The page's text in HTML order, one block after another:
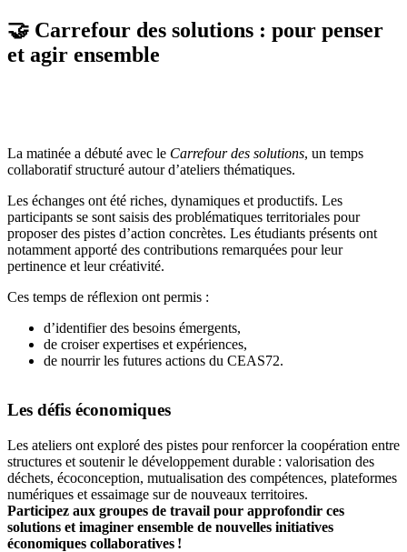
🤝 Carrefour des solutions : pour penser
et agir ensemble
La matinée a débuté avec le Carrefour des solutions, un temps
collaboratif structuré autour d’ateliers thématiques.
Les échanges ont été riches, dynamiques et productifs. Les
participants se sont saisis des problématiques territoriales pour
proposer des pistes d’action concrètes. Les étudiants présents ont
notamment apporté des contributions remarquées pour leur
pertinence et leur créativité.
Ces temps de réflexion ont permis :
d’identifier des besoins émergents,
de croiser expertises et expériences,
de nourrir les futures actions du CEAS72.
Les défis économiques
Les ateliers ont exploré des pistes pour renforcer la coopération entre
structures et soutenir le développement durable : valorisation des
déchets, écoconception, mutualisation des compétences, plateformes
numériques et essaimage sur de nouveaux territoires.
Participez aux groupes de travail pour approfondir ces
solutions et imaginer ensemble de nouvelles initiatives
économiques collaboratives !